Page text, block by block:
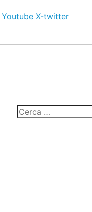
Youtube X-twitter